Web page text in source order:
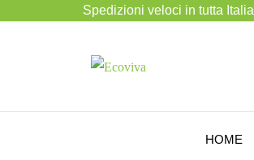
Spedizioni veloci in tutta Italia
HOME